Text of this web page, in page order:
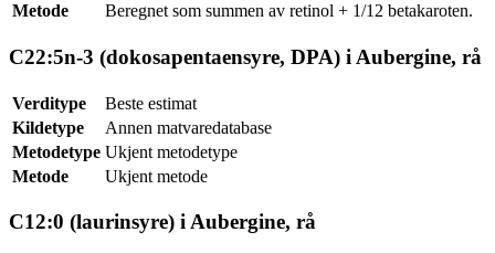
Metode
Beregnet som summen av retinol + 1/12 betakaroten.
C22:5n-3 (dokosapentaensyre, DPA) i Aubergine, rå
Verditype
Beste estimat
Kildetype
Annen matvaredatabase
Metodetype Ukjent metodetype
Metode
Ukjent metode
C12:0 (laurinsyre) i Aubergine, rå